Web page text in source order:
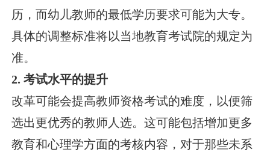
历，而幼儿教师的最低学历要求可能为大专。
具体的调整标准将以当地教育考试院的规定为
准。
2. 考试水平的提升
改革可能会提高教师资格考试的难度，以便筛
选出更优秀的教师人选。这可能包括增加更多
教育和心理学方面的考核内容，对于那些未系